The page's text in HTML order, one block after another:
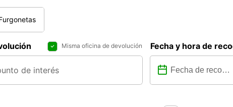
Misma oficina de devolución Fecha y hora de